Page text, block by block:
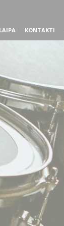
LAIPA KONTAKTI